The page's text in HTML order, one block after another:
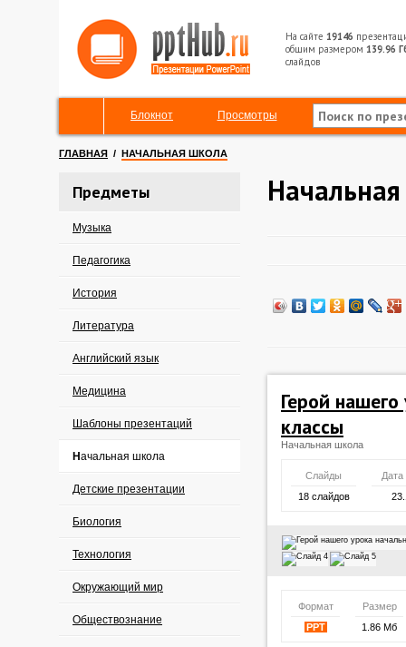
На сайте 19146
общим размером 139.96
слайдов
Блокнот Просмотры
ГЛАВНАЯ / НАЧАЛЬНАЯ ШКОЛА
Предметы
Музыка
Педагогика
История
Литература
Английский язык
Медицина
Шаблоны презентаций
Начальная школа
Детские презентации
Биология
Технология
Окружающий мир
Обществознание
Герой
классы
Начальная школа
Слайды
Дата
18 слайдов
Формат
Размер
PPT
1.86 Мб